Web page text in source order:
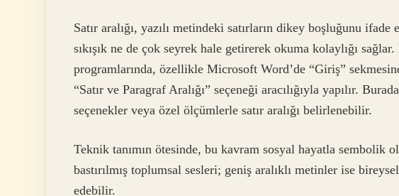
Satır aralığı, yazılı metindeki satırların dikey boşluğunu ifade
sıkışık ne de çok seyrek hale getirerek okuma kolaylığı
programlarında, özellikle Microsoft Word’de “Giriş”
“Satır ve Paragraf Aralığı” seçeneği aracılığıyla yapılır.
seçenekler veya özel ölçümlerle satır aralığı belirlenebilir.
Teknik tanımın ötesinde, bu kavram sosyal hayatla sembolik
bastırılmış toplumsal sesleri; geniş aralıklı metinler ise
edebilir.